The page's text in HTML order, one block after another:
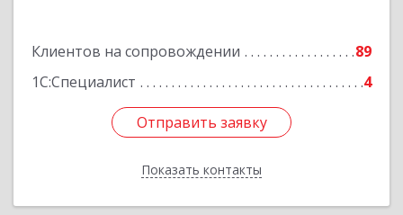
Клиентов на сопровождении
89
1С:Специалист
4
Отправить заявку
Показать контакты
Отправить заявку
Назад